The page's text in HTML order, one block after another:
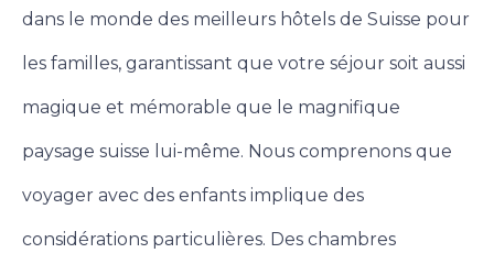
dans le monde des meilleurs hôtels de Suisse pour
les familles, garantissant que votre séjour soit aussi
magique et mémorable que le magnifique
paysage suisse lui-même. Nous comprenons que
voyager avec des enfants implique des
considérations particulières. Des chambres